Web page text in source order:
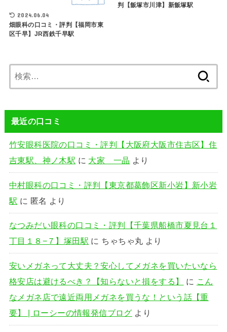
2024.06.04
畑眼科の口コミ・評判【福岡市東
区千早】JR西鉄千早駅
判【飯塚市川津】新飯塚駅
索:
最近の口コミ
竹安眼科医院の口コミ・評判【大阪府大阪市住吉区】住
吉東駅、神ノ木駅 に 大家 一晶 より
中村眼科の口コミ・評判【東京都葛飾区新小岩】新小岩
駅 に 匿名 より
なつみだい眼科の口コミ・評判【千葉県船橋市夏見台１
丁目１８−７】塚田駅 に ちゃちゃ丸 より
安いメガネって大丈夫？安心してメガネを買いたいなら
格安店は避けるべき？【知らないと損をする】
に こん
なメガネ店で遠近両用メガネを買うな！という話【重
要】 | ローシーの情報発信ブログ より